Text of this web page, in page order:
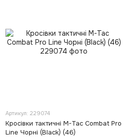
Артикул: 229074
Кросівки тактичні M-Tac Combat Pro
Line Чорні (Black) (46)